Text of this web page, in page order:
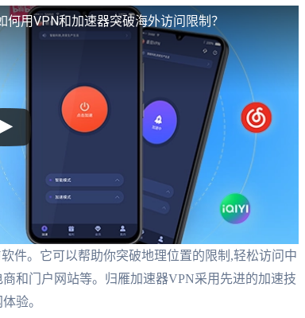
用VPN和加速器突破海外访问限制？
件。它可以帮助你突破地理位置的限制,轻松访问中
和门户网站等。归雁加速器VPN采用先进的加速技
验。